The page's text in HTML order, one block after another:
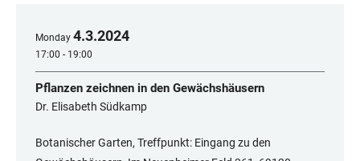
Monday 4.3.2024
17:00 - 19:00
Pflanzen zeichnen in den Gewächshäusern
Dr. Elisabeth Südkamp
Botanischer Garten, Treffpunkt: Eingang zu den